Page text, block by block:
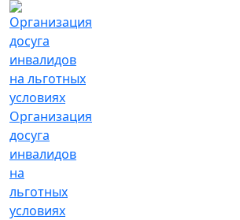
Организация
досуга
инвалидов
на
льготных
условиях